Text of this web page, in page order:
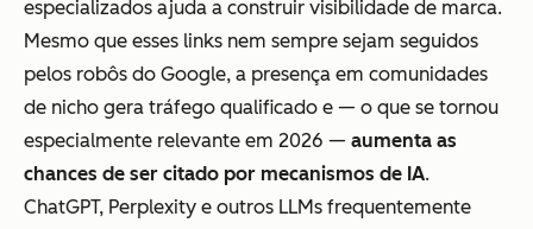
especializados ajuda a construir visibilidade de marca.
Mesmo que esses links nem sempre sejam seguidos
pelos robôs do Google, a presença em comunidades
de nicho gera tráfego qualificado e — o que se tornou
especialmente relevante em 2026 — aumenta as
chances de ser citado por mecanismos de IA.
ChatGPT, Perplexity e outros LLMs frequentemente